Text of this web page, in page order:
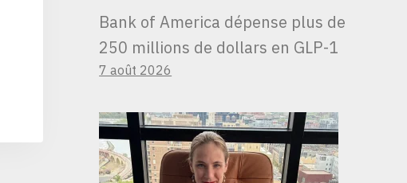
Bank of America dépense plus de
250 millions de dollars en GLP-1
7 août 2026